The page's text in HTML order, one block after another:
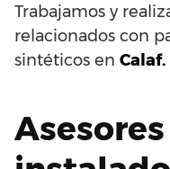
Trabajamos y
relacionados con
sintéticos en Calaf.
Asesores